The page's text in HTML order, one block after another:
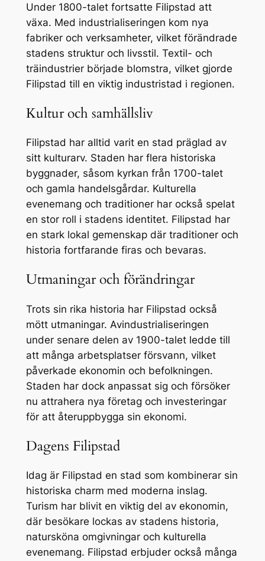
Under 1800-talet fortsatte Filipstad att
växa. Med industrialiseringen kom nya
fabriker och verksamheter, vilket förändrade
stadens struktur och livsstil. Textil- och
träindustrier började blomstra, vilket gjorde
Filipstad till en viktig industristad i regionen.
Kultur och samhällsliv
Filipstad har alltid varit en stad präglad av
sitt kulturarv. Staden har flera historiska
byggnader, såsom kyrkan från 1700-talet
och gamla handelsgårdar. Kulturella
evenemang och traditioner har också spelat
en stor roll i stadens identitet. Filipstad har
en stark lokal gemenskap där traditioner och
historia fortfarande firas och bevaras.
Utmaningar och förändringar
Trots sin rika historia har Filipstad också
mött utmaningar. Avindustrialiseringen
under senare delen av 1900-talet ledde till
att många arbetsplatser försvann, vilket
påverkade ekonomin och befolkningen.
Staden har dock anpassat sig och försöker
nu attrahera nya företag och investeringar
för att återuppbygga sin ekonomi.
Dagens Filipstad
Idag är Filipstad en stad som kombinerar sin
historiska charm med moderna inslag.
Turism har blivit en viktig del av ekonomin,
där besökare lockas av stadens historia,
natursköna omgivningar och kulturella
evenemang. Filipstad erbjuder också många